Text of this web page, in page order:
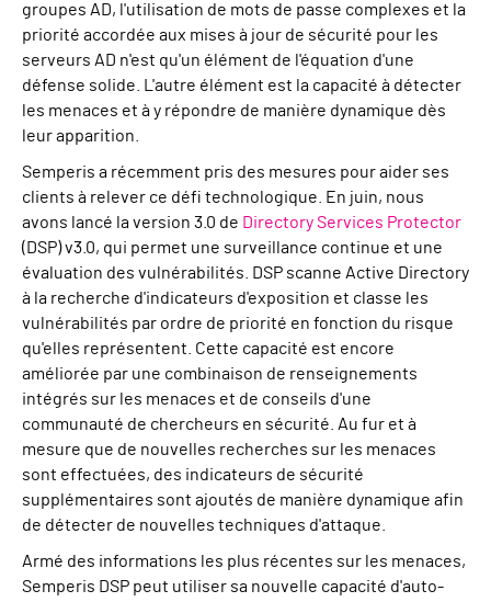
groupes AD, l'utilisation de mots de passe complexes et la
priorité accordée aux mises à jour de sécurité pour les
serveurs AD n'est qu'un élément de l'équation d'une
défense solide. L'autre élément est la capacité à détecter
les menaces et à y répondre de manière dynamique dès
leur apparition.
Semperis a récemment pris des mesures pour aider ses
clients à relever ce défi technologique. En juin, nous
avons lancé la version 3.0 de Directory Services Protector
(DSP) v3.0, qui permet une surveillance continue et une
évaluation des vulnérabilités. DSP scanne Active Directory
à la recherche d'indicateurs d'exposition et classe les
vulnérabilités par ordre de priorité en fonction du risque
qu'elles représentent. Cette capacité est encore
améliorée par une combinaison de renseignements
intégrés sur les menaces et de conseils d'une
communauté de chercheurs en sécurité. Au fur et à
mesure que de nouvelles recherches sur les menaces
sont effectuées, des indicateurs de sécurité
supplémentaires sont ajoutés de manière dynamique afin
de détecter de nouvelles techniques d'attaque.
Armé des informations les plus récentes sur les menaces,
Semperis DSP peut utiliser sa nouvelle capacité d'auto-